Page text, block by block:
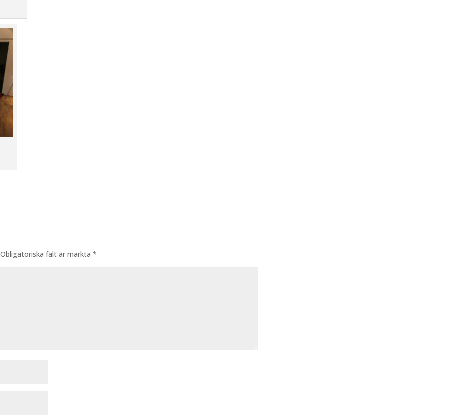
Obligatoriska fält är märkta*